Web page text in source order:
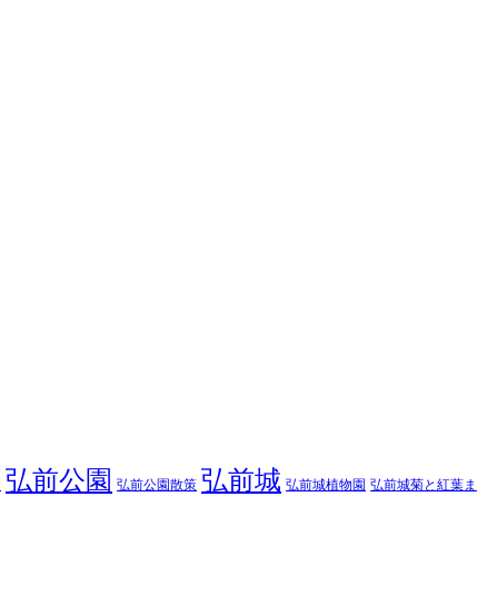
弘前公園 弘前公園散策 弘前城 弘前城植物園 弘前城菊と紅葉ま